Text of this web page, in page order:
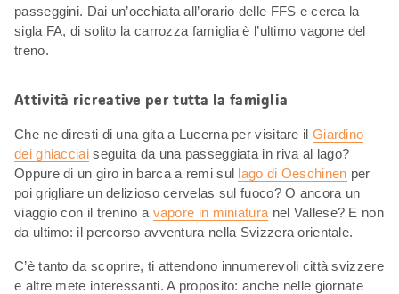
passeggini. Dai un’occhiata all’orario delle FFS e cerca la
sigla FA, di solito la carrozza famiglia è l’ultimo vagone del
treno.
Attività ricreative per tutta la famiglia
Che ne diresti di una gita a Lucerna per visitare il Giardino
dei ghiacciaiseguita da una passeggiata in riva al lago?
Oppure di un giro in barca a remi sul lago di Oeschinen per
poi grigliare un delizioso cervelas sul fuoco? O ancora un
viaggio con il trenino a vapore in miniatura nel Vallese? E non
da ultimo: il percorso avventura nella Svizzera orientale.
C’è tanto da scoprire, ti attendono innumerevoli città svizzere
e altre mete interessanti. A proposito: anche nelle giornate